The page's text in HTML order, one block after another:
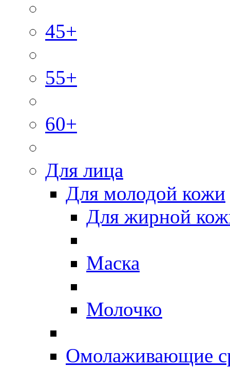
45+
55+
60+
Для лица
Для молодой кожи
Для жирной
Маска
Молочко
Омолаживающие